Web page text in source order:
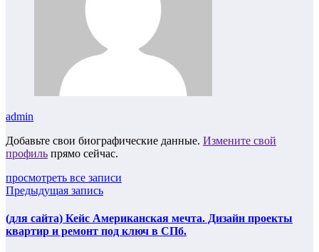
admin
Добавьте свои биографические данные. Измените свой
профиль прямо сейчас.
просмотреть все записи
Предыдущая запись
(для сайта) Кейс Американская мечта. Дизайн проекты
квартир и ремонт под ключ в СПб.